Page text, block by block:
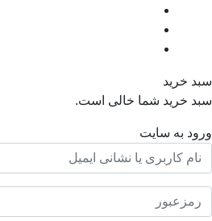
شما خالی است.
سایت